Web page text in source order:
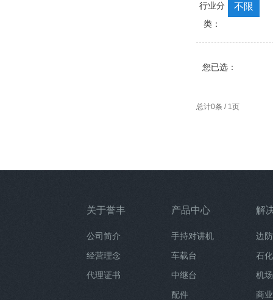
行业分
类：
不限
您已选：
总计0条 / 1页
关于誉丰
公司简介
经营理念
代理证书
产品中心
手持对讲机
车载台
中继台
配件
解
边
石
机
商